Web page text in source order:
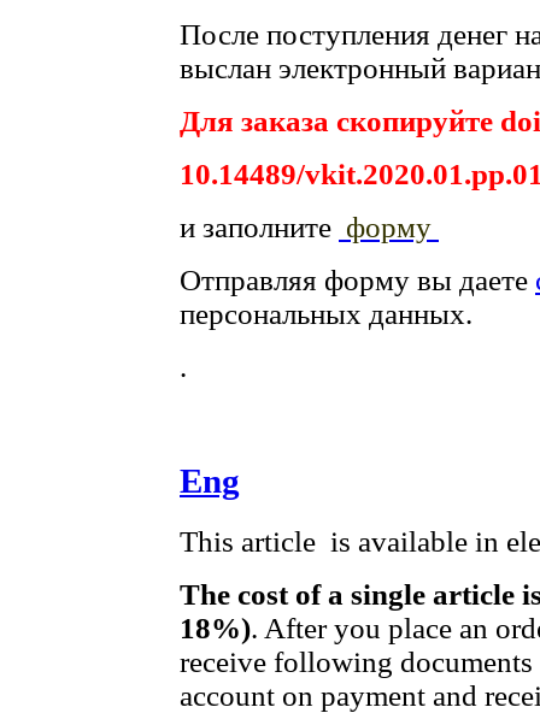
После поступления денег
выслан электронный
Для заказа скопируйте
10.14489/
и заполните форму
Отправляя форму вы даете
персональных данных.
.
Eng
This article is available in
The cost of a single article
18%). After you place an
receive following
account on payment and